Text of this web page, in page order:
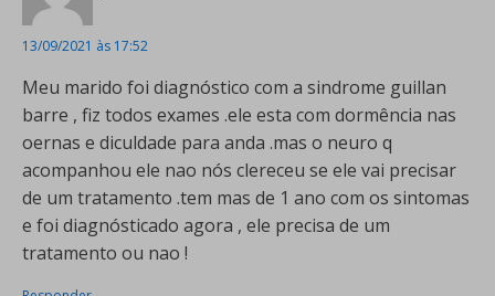
13/09/2021 às 17:52
Meu marido foi diagnóstico com a sindrome guillan
barre , fiz todos exames .ele esta com dormência nas
oernas e diculdade para anda .mas o neuro q
acompanhou ele nao nós clereceu se ele vai precisar
de um tratamento .tem mas de 1 ano com os sintomas
e foi diagnósticado agora , ele precisa de um
tratamento ou nao !